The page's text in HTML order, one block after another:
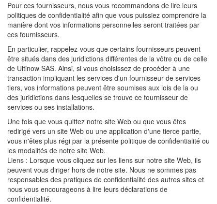
Pour ces fournisseurs, nous vous recommandons de lire leurs
politiques de confidentialité afin que vous puissiez comprendre la
manière dont vos informations personnelles seront traitées par
ces fournisseurs.
En particulier, rappelez-vous que certains fournisseurs peuvent
être situés dans des juridictions différentes de la vôtre ou de celle
de Ultinow SAS. Ainsi, si vous choisissez de procéder à une
transaction impliquant les services d'un fournisseur de services
tiers, vos informations peuvent être soumises aux lois de la ou
des juridictions dans lesquelles se trouve ce fournisseur de
services ou ses installations.
Une fois que vous quittez notre site Web ou que vous êtes
redirigé vers un site Web ou une application d'une tierce partie,
vous n'êtes plus régi par la présente politique de confidentialité ou
les modalités de notre site Web.
Liens : Lorsque vous cliquez sur les liens sur notre site Web, ils
peuvent vous diriger hors de notre site. Nous ne sommes pas
responsables des pratiques de confidentialité des autres sites et
nous vous encourageons à lire leurs déclarations de
confidentialité.